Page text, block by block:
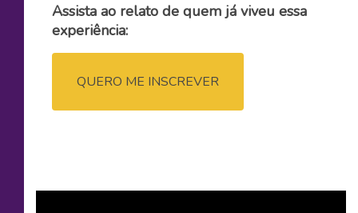
Assista ao relato de quem já viveu essa
experiência:
QUERO ME INSCREVER